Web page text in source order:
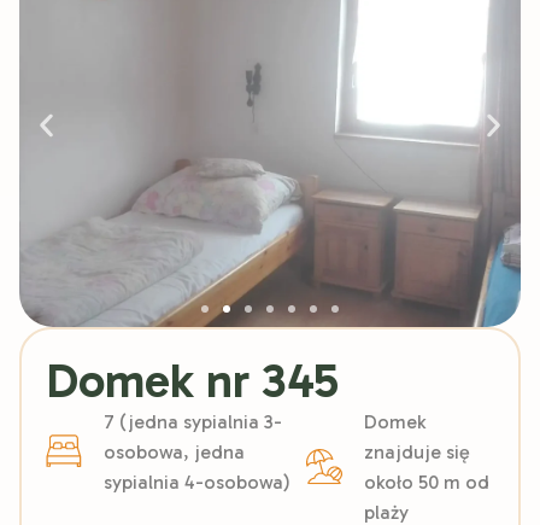
Domek nr 345
7 (jedna sypialnia 3-
osobowa, jedna
sypialnia 4-osobowa)
Domek
znajduje się
około 50 m od
plaży